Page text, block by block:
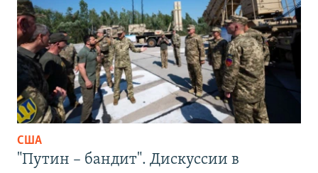
США
"Путин – бандит". Дискуссии в